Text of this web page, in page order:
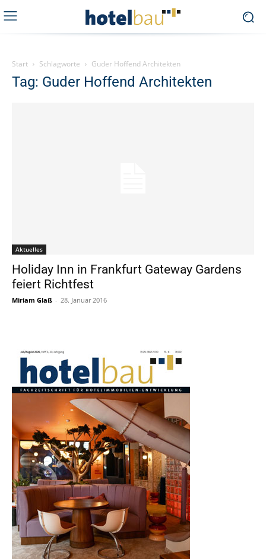
Start Schlagworte Guder Hoffend Architekten
Tag: Guder Hoffend Architekten
Aktuelles
Holiday Inn in Frankfurt Gateway Gardens
feiert Richtfest
Miriam Glaß - 28. Januar 2016